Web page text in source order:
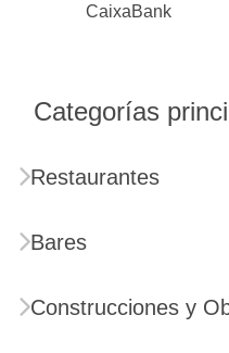
CaixaBank
Categorías
Restaurantes
Bares
Construcciones y